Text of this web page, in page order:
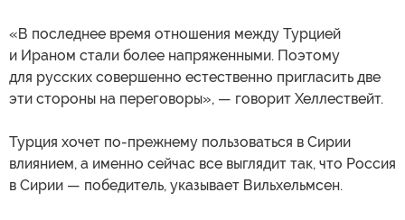
«В последнее время отношения между Турцией
и Ираном стали более напряженными. Поэтому
для русских совершенно естественно пригласить две
эти стороны на переговоры», — говорит Хеллествейт.
Турция хочет по-прежнему пользоваться в Сирии
влиянием, а именно сейчас все выглядит так, что Россия
в Сирии — победитель, указывает Вильхельмсен.